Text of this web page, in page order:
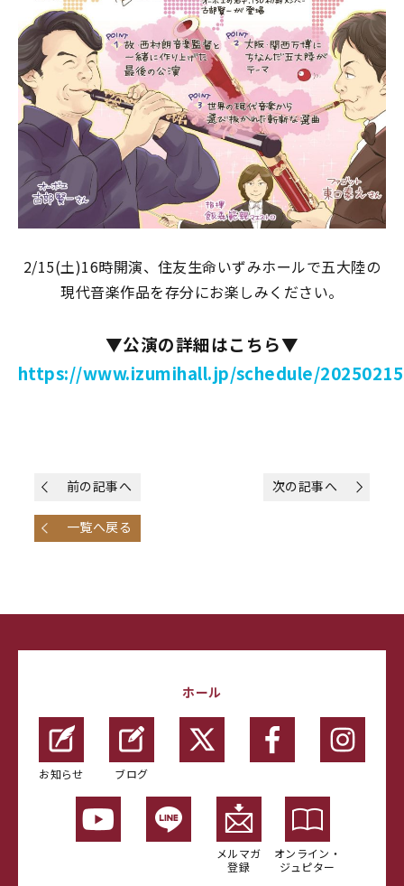
2/15(土)16時開演、住友生命いずみホールで五大陸の
現代音楽作品を存分にお楽しみください。
▼公演の詳細はこちら▼
https://www.izumihall.jp/schedule/20250215
前の記事へ 次の記事へ
一覧へ戻る
ホール
お知らせ ブログ
メルマガ
登録
オンライン・
ジュピター